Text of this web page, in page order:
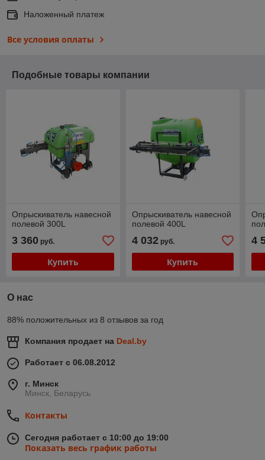
Наложенный платеж
Все условия оплаты
Подобные товары компании
Опрыскиватель навесной
полевой 300L
3 360 руб.
Купить
Опрыскиватель навесной
полевой 400L
4 032руб.
Купить
4
О нас
88% положительных из 8 отзывов за год
Компания продает на Deal.by
Работает с 06.08.2012
г. Минск
Минск, Беларусь
Контакты
Сегодня работает с 10:00 до 19:00
Показать весь график работы